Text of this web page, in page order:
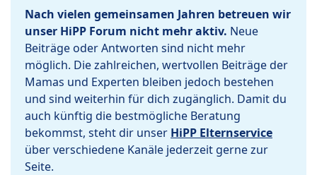
Nach vielen gemeinsamen Jahren betreuen wir
unser HiPP Forum nicht mehr aktiv. Neue
Beiträge oder Antworten sind nicht mehr
möglich. Die zahlreichen, wertvollen Beiträge der
Mamas und Experten bleiben jedoch bestehen
und sind weiterhin für dich zugänglich. Damit du
auch künftig die bestmögliche Beratung
bekommst, steht dir unser HiPP Elternservice
über verschiedene Kanäle jederzeit gerne zur
Seite.